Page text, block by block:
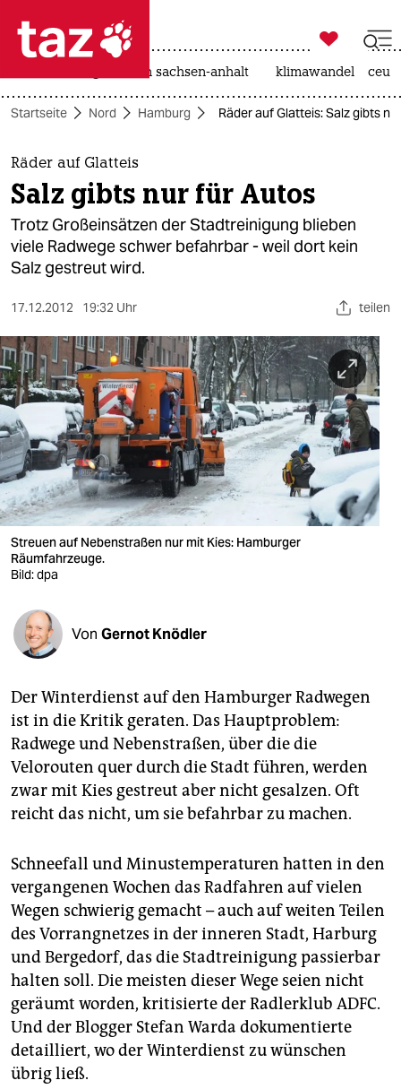
 taz zahl ich
taz zahl ich
themen
politik
öko
gesellschaft
sport
berlin
nord
wahrheit
verlag
verlag
shop
fragen & hilfe
unterstützen
abo
genossenschaft
epaper login

taz zahl ich
landtagswahl in sachsen-anhalt klimawandel ceuta
Startseite Nord Hamburg Räder auf Glatteis: Salz gibts
Räder auf Glatteis
Salz gibts nur für Autos
Trotz Großeinsätzen der Stadtreinigung blieben
viele Radwege schwer befahrbar - weil dort kein
Salz gestreut wird.
17.12.2012 19:32 Uhr teilen
Streuen auf Nebenstraßen nur mit Kies: Hamburger
Räumfahrzeuge.
Bild: dpa
Von Gernot Knödler
Der Winterdienst auf den Hamburger Radwegen
ist in die Kritik geraten. Das Hauptproblem:
Radwege und Nebenstraßen, über die die
Velorouten quer durch die Stadt führen, werden
zwar mit Kies gestreut aber nicht gesalzen. Oft
reicht das nicht, um sie befahrbar zu machen.
Schneefall und Minustemperaturen hatten in den
vergangenen Wochen das Radfahren auf vielen
Wegen schwierig gemacht – auch auf weiten Teilen
des Vorrangnetzes in der inneren Stadt, Harburg
und Bergedorf, das die Stadtreinigung passierbar
halten soll. Die meisten dieser Wege seien nicht
geräumt worden, kritisierte der Radlerklub ADFC.
Und der Blogger Stefan Warda dokumentierte
detailliert, wo der Winterdienst zu wünschen
übrig ließ.